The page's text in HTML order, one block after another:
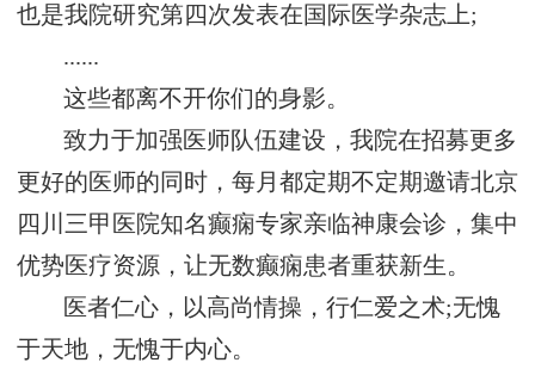
也是我院研究第四次发表在国际医学杂志上;
......
这些都离不开你们的身影。
致力于加强医师队伍建设，我院在招募更多
更好的医师的同时，每月都定期不定期邀请北京
四川三甲医院知名癫痫专家亲临神康会诊，集中
优势医疗资源，让无数癫痫患者重获新生。
医者仁心，以高尚情操，行仁爱之术;无愧
于天地，无愧于内心。